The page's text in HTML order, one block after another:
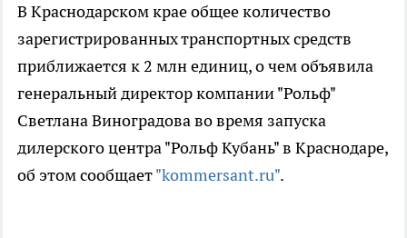
В Краснодарском крае общее количество
зарегистрированных транспортных средств
приближается к 2 млн единиц, о чем объявила
генеральный директор компании "Рольф"
Светлана Виноградова во время запуска
дилерского центра "Рольф Кубань" в Краснодаре,
об этом сообщает"kommersant.ru".